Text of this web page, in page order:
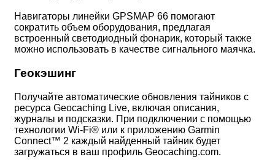
Навигаторы линейки GPSMAP 66 помогают
сократить объем оборудования, предлагая
встроенный светодиодный фонарик, который также
можно использовать в качестве сигнального маячка.
Геокэшинг
Получайте автоматические обновления тайников с
ресурса Geocaching Live, включая описания,
журналы и подсказки. При подключении с помощью
технологии Wi-Fi® или к приложению Garmin
Connect™ 2 каждый найденный тайник будет
загружаться в ваш профиль Geocaching.com.